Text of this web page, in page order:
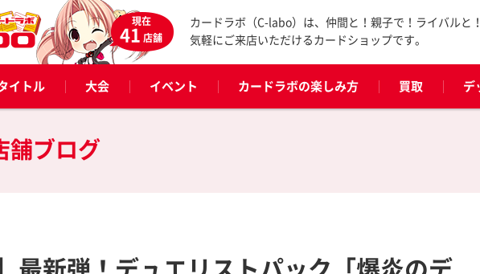
現在
41店舗
カードラボ（C-labo）は、仲間と！親子で！ライバルと
気軽にご来店いただけるカードショップです。
イトル 大会 イベント カードラボの楽しみ方 買取 デ
舗ブログ